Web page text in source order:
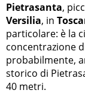
Pietrasanta,
Versilia, in
particolare: è la
concentrazione
probabilmente,
storico di
40 metri.